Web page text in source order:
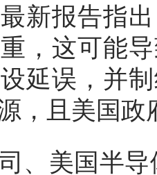
最新报告指
，这可能
延误，并
，且美国
、美国半